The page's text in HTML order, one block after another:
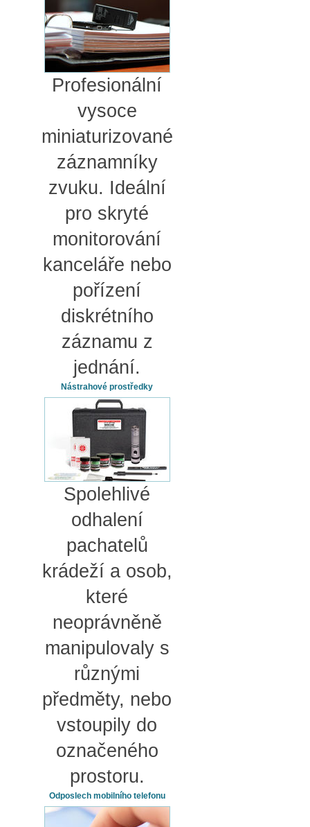
Profesionální
vysoce
miniaturizované
záznamníky
zvuku. Ideální
pro skryté
monitorování
kanceláře nebo
pořízení
diskrétního
záznamu z
jednání.
Nástrahové prostředky
Spolehlivé
odhalení
pachatelů
krádeží a osob,
které
neoprávněně
manipulovaly s
různými
předměty, nebo
vstoupily do
označeného
prostoru.
Odposlech mobilního telefonu